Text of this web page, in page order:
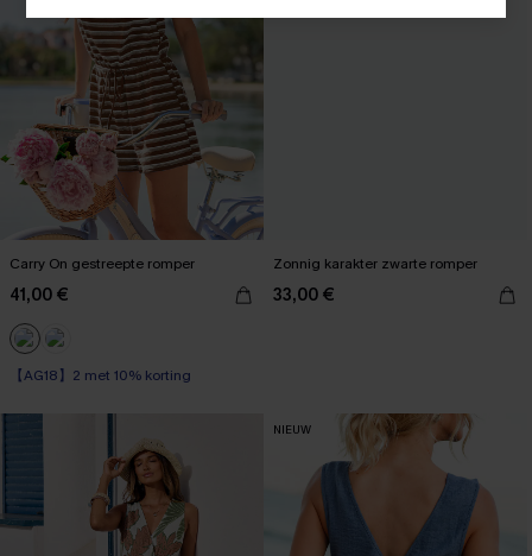
Carry On gestreepte romper
41,00 €
【AG18】2 met 10% korting
Zonnig karakter zwarte romper
33,00 €
NIEUW